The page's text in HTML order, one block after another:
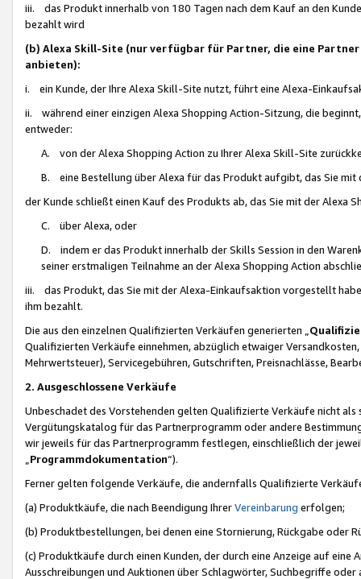
iii. das Produkt innerhalb von 180 Tagen nach dem Kauf an den
bezahlt wird
(b) Alexa Skill-Site (nur verfügbar für Partner, die eine
anbieten):
i. ein Kunde, der Ihre Alexa Skill-Site nutzt, führt eine Alexa-
ii. während einer einzigen Alexa Shopping Action-Sitzung, die
entweder:
A. von der Alexa Shopping Action zu Ihrer Alexa Skill-Site
B. eine Bestellung über Alexa für das Produkt aufgibt, das Sie mit
der Kunde schließt einen Kauf des Produkts ab, das Sie mit der Alexa
C. über Alexa, oder
D. indem er das Produkt innerhalb der Skills Session in den
seiner erstmaligen Teilnahme an der Alexa Shopping Action
iii. das Produkt, das Sie mit der Alexa-Einkaufsaktion vorgestellt
ihm bezahlt.
Die aus den einzelnen Qualifizierten Verkäufen generierten „
Qualifizierten Verkäufe einnehmen, abzüglich etwaiger
Mehrwertsteuer), Servicegebühren, Gutschriften, Preisnachlässe,
2. Ausgeschlossene Verkäufe
Unbeschadet des Vorstehenden gelten Qualifizierte Verkäufe nicht
Vergütungskatalog für das Partnerprogramm oder andere
wir jeweils für das Partnerprogramm festlegen, einschließlich der
Programmdokumentation“).
Ferner gelten folgende Verkäufe, die andernfalls Qualifizierte
(a) Produktkäufe, die nach Beendigung IhrerVereinbarung erfolgen;
(b) Produktbestellungen, bei denen eine Stornierung, Rückgabe oder
(c) Produktkäufe durch einen Kunden, der durch eine Anzeige auf
Ausschreibungen und Auktionen über Schlagwörter, Suchbegriffe